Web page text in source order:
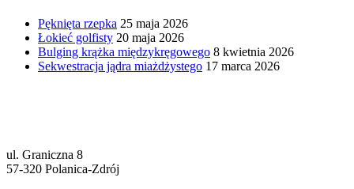
Pęknięta rzepka 25 maja 2026
Łokieć golfisty 20 maja 2026
Bulging krążka międzykręgowego 8 kwietnia 2026
Sekwestracja jądra miażdżystego 17 marca 2026
ul. Graniczna 8
57-320 Polanica-Zdrój